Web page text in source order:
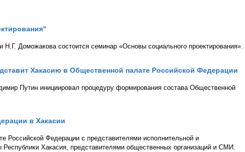
Доможакова состоится семинар «Основы социального проектирования».
Хакасию в Общественной палате Российской Федерации
Путин инициировал процедуру формирования состава Общественной
в Хакасии
Российской Федерации с представителями исполнительной и
Хакасия, представителями общественных организаций и СМИ.